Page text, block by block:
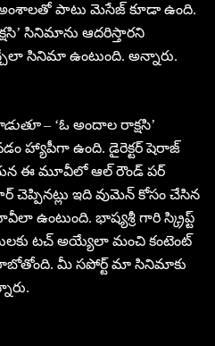
పాటు మెసేజ్ కూడా ఉంది.
సినిమాను ఆదరిస్తారని
సినిమా ఉంటుంది. అన్నారు.
– ‘ఓ అందాల రాక్షసి’
హ్యాపీగా ఉంది. డైరెక్టర్ షెరాజ్
ఈ మూవీలో ఆల్ రౌండ్ పర్
చెప్పినట్లు ఇది వుమెన్ కోసం చేసిన
ఉంటుంది. భాష్యశ్రీ గారి స్క్రిప్ట్
టచ్ అయ్యేలా మంచి కంటెంట్
మీ సపోర్ట్ మా సినిమాకు